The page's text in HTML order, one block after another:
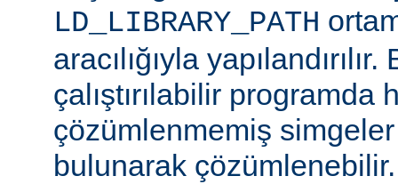
LD_LIBRARY_PATH
aracılığıyla
çalıştırılabilir programda
çözümlenmemiş
bulunarak çözümlenebilir.